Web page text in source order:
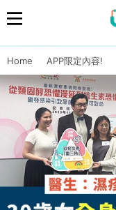
Home APP限定內容!